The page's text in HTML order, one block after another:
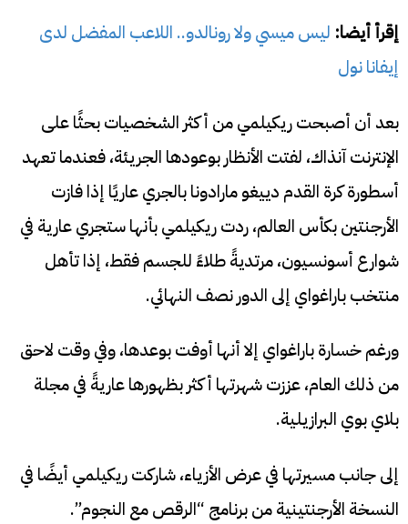
إقرأ أيضا: ليس ميسي ولا رونالدو.. اللاعب المفضل لدى
إيفانا نول
بعد أن أصبحت ريكيلمي من أكثر الشخصيات بحثًا على
الإنترنت آنذاك، لفتت الأنظار بوعودها الجريئة، فعندما تعهد
أسطورة كرة القدم دييغو مارادونا بالجري عاريًا إذا فازت
الأرجنتين بكأس العالم، ردت ريكيلمي بأنها ستجري عارية في
شوارع أسونسيون، مرتديةً طلاءً للجسم فقط، إذا تأهل
منتخب باراغواي إلى الدور نصف النهائي.
ورغم خسارة باراغواي إلا أنها أوفت بوعدها، وفي وقت لاحق
من ذلك العام، عززت شهرتها أكثر بظهورها عاريةً في مجلة
بلاي بوي البرازيلية.
إلى جانب مسيرتها في عرض الأزياء، شاركت ريكيلمي أيضًا في
النسخة الأرجنتينية من برنامج “الرقص مع النجوم”.